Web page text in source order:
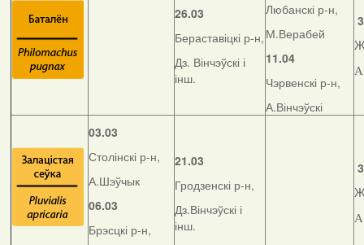
26.03
Бераставіцкі р-н,
Дз. Вінчэўскі і
інш.
Любанскі р-н,
М.Верабей
11.04
Чэрвенскі р-н,
А.Вінчэўскі
03.03
Столінскі р-н,
А.Шэўчык
06.03
Брэсцкі р-н,
21.03
Гродзенскі р-н,
Дз.Вінчэўскі і
інш.